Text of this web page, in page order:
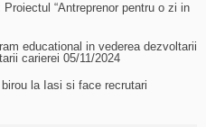
“Antreprenor pentru o zi in
educational in vederea dezvoltarii
carierei 05/11/2024
la Iasi si face recrutari